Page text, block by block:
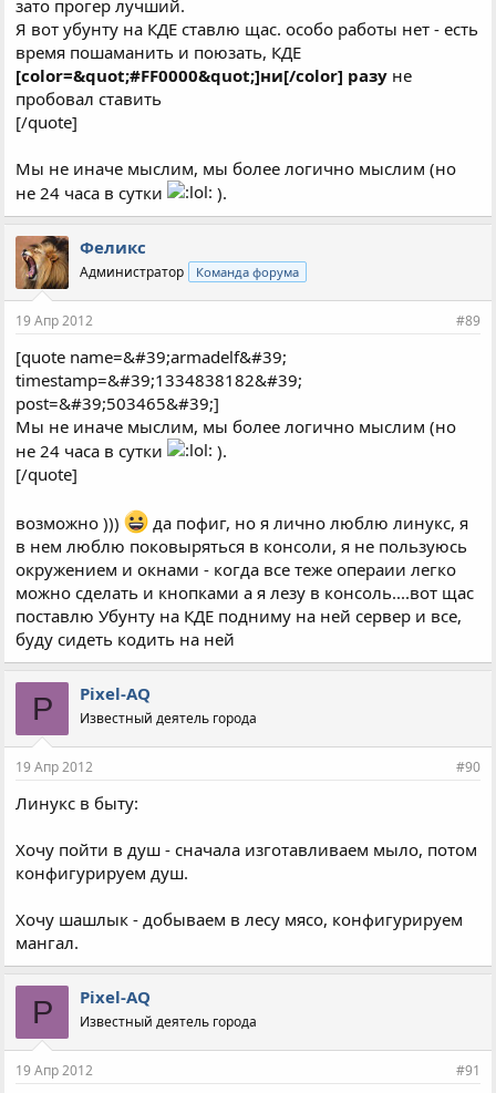
зато прогер лучший.
Я вот убунту на КДЕ ставлю щас. особо работы нет - есть
время пошаманить и поюзать, КДЕ
[color=&quot;#FF0000&quot;]ни[/color] разу не
пробовал ставить
[/quote]
Мы не иначе мыслим, мы более логично мыслим (но
не 24 часа в сутки
).
Феликс
Администратор Команда форума
19 Апр 2012 #89
[quote name=&#39;armadelf&#39;
timestamp=&#39;1334838182&#39;
post=&#39;503465&#39;]
Мы не иначе мыслим, мы более логично мыслим (но
не 24 часа в сутки
).
[/quote]
возможно )))
да пофиг, но я лично люблю линукс, я
в нем люблю поковыряться в консоли, я не пользуюсь
окружением и окнами - когда все теже операии легко
можно сделать и кнопками а я лезу в консоль....вот щас
поставлю Убунту на КДЕ подниму на ней сервер и все,
буду сидеть кодить на ней
P Pixel-AQ
Известный деятель города
19 Апр 2012 #90
Линукс в быту:
Хочу пойти в душ - сначала изготавливаем мыло, потом
конфигурируем душ.
Хочу шашлык - добываем в лесу мясо, конфигурируем
мангал.
P Pixel-AQ
Известный деятель города
19 Апр 2012 #91